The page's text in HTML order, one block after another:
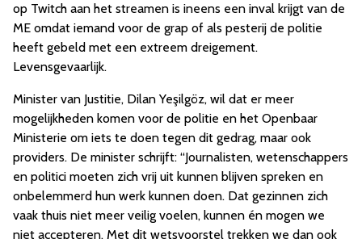
op Twitch aan het streamen is ineens een inval krijgt van de
ME omdat iemand voor de grap of als pesterij de politie
heeft gebeld met een extreem dreigement.
Levensgevaarlijk.
Minister van Justitie, Dilan Yeşilgöz, wil dat er meer
mogelijkheden komen voor de politie en het Openbaar
Ministerie om iets te doen tegen dit gedrag, maar ook
providers. De minister schrijft: “Journalisten, wetenschappers
en politici moeten zich vrij uit kunnen blijven spreken en
onbelemmerd hun werk kunnen doen. Dat gezinnen zich
vaak thuis niet meer veilig voelen, kunnen én mogen we
niet accepteren. Met dit wetsvoorstel trekken we dan ook